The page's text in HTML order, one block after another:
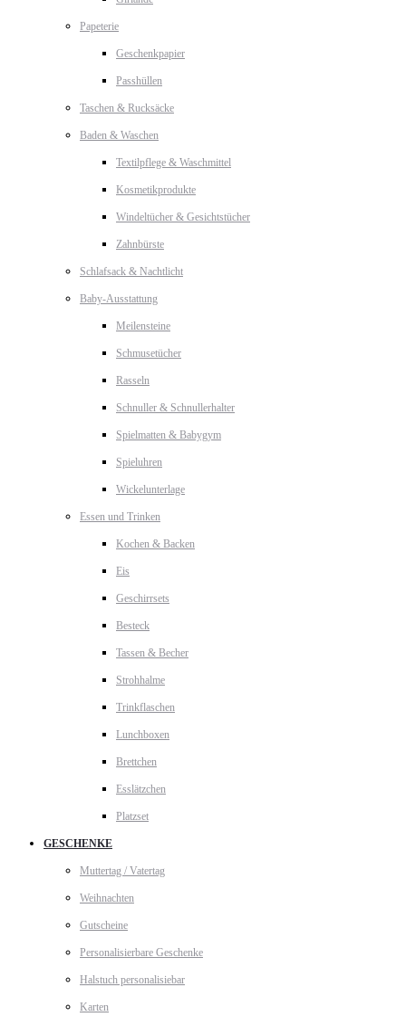
Papeterie
Geschenkpapier
Passhüllen
Taschen & Rucksäcke
Baden & Waschen
Textilpflege & Waschmittel
Kosmetikprodukte
Windeltücher & Gesichtstücher
Zahnbürste
Schlafsack & Nachtlicht
Baby-Ausstattung
Meilensteine
Schmusetücher
Rasseln
Schnuller & Schnullerhalter
Spielmatten & Babygym
Spieluhren
Wickelunterlage
Essen und Trinken
Kochen & Backen
Eis
Geschirrsets
Besteck
Tassen & Becher
Strohhalme
Trinkflaschen
Lunchboxen
Brettchen
Esslätzchen
Platzset
GESCHENKE
Muttertag / Vatertag
Weihnachten
Gutscheine
Personalisierbare Geschenke
Halstuch personalisiebar
Karten